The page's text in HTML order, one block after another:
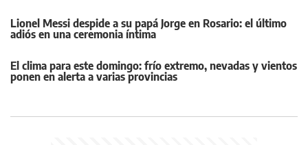
Lionel Messi despide a su papá Jorge en Rosario: el último
adiós en una ceremonia íntima
El clima para este domingo: frío extremo, nevadas y vientos
ponen en alerta a varias provincias